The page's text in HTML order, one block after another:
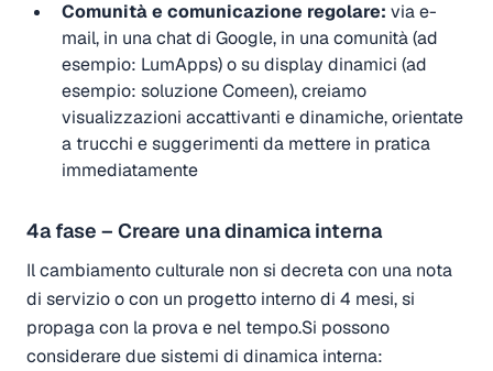
Comunità e comunicazione regolare: via e-
mail, in una chat di Google, in una comunità (ad
esempio: LumApps) o su display dinamici (ad
esempio: soluzione Comeen), creiamo
visualizzazioni accattivanti e dinamiche, orientate
a trucchi e suggerimenti da mettere in pratica
immediatamente
4a fase – Creare una dinamica interna
Il cambiamento culturale non si decreta con una nota
di servizio o con un progetto interno di 4 mesi, si
propaga con la prova e nel tempo.Si possono
considerare due sistemi di dinamica interna: